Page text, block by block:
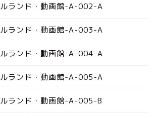
ランド・動画館-A-002-A
ランド・動画館-A-003-A
ランド・動画館-A-004-A
ランド・動画館-A-005-A
ランド・動画館-A-005-B